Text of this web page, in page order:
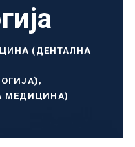
(ДЕНТАЛНА
,
МЕДИЦИНА)